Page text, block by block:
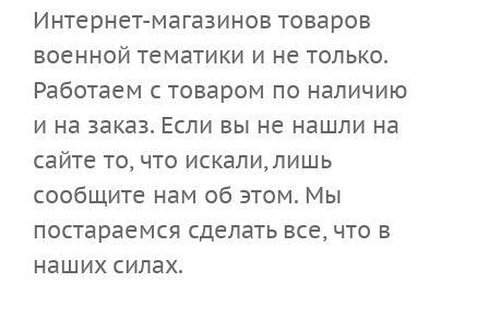
Интернет-магазинов товаров
военной тематики и не только.
Работаем с товаром по наличию
и на заказ. Если вы не нашли на
сайте то, что искали, лишь
сообщите нам об этом. Мы
постараемся сделать все, что в
наших силах.